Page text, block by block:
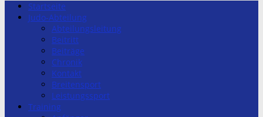
Startseite
Judo-Abteilung
Abteilungsleitung
Beitritt
Beiträge
Chronik
Kontakt
Breitensport
Leistungssport
Training